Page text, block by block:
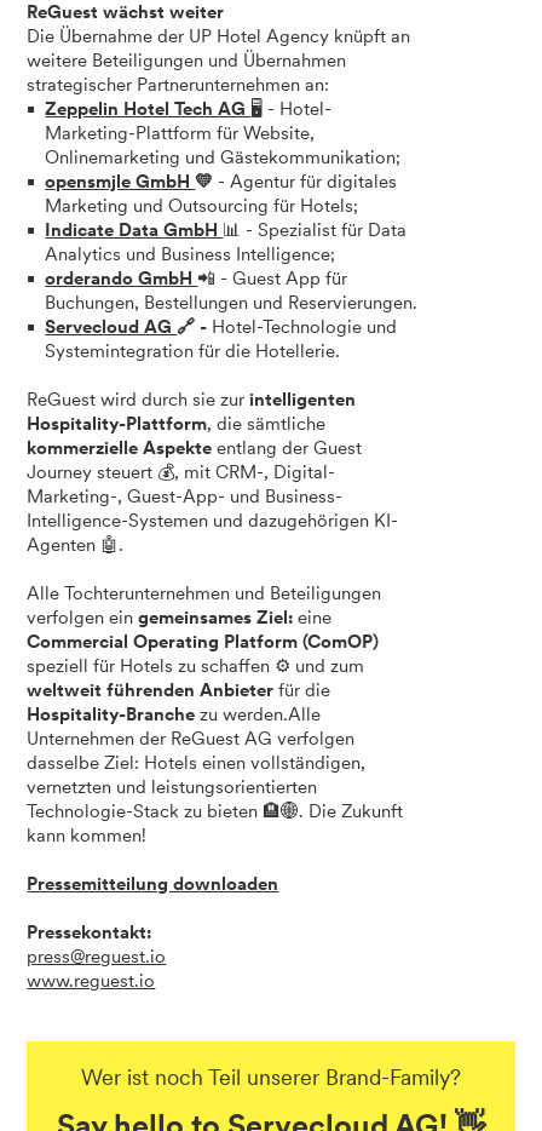
ReGuest wächst weiter
Die Übernahme der UP Hotel Agency knüpft an
weitere Beteiligungen und Übernahmen
strategischer Partnerunternehmen an:
Zeppelin Hotel Tech AG 🖥️ - Hotel-
Marketing-Plattform für Website,
Onlinemarketing und Gästekommunikation;
opensmjle GmbH 💛 - Agentur für digitales
Marketing und Outsourcing für Hotels;
Indicate Data GmbH 📊 - Spezialist für Data
Analytics und Business Intelligence;
orderando GmbH 📲 - Guest App für
Buchungen, Bestellungen und Reservierungen.
Servecloud AG 🔗 - Hotel-Technologie und
Systemintegration für die Hotellerie.
ReGuest wird durch sie zur intelligenten
Hospitality-Plattform, die sämtliche
kommerzielle Aspekte entlang der Guest
Journey steuert 💰, mit CRM-, Digital-
Marketing-, Guest-App- und Business-
Intelligence-Systemen und dazugehörigen KI-
Agenten 🤖.
Alle Tochterunternehmen und Beteiligungen
verfolgen eingemeinsames Ziel: eine
Commercial Operating Platform (ComOP)
speziell für Hotels zu schaffen ⚙️ und zum
weltweit führenden Anbieter für die
Hospitality-Branche zu werden.Alle
Unternehmen der ReGuest AG verfolgen
dasselbe Ziel: Hotels einen vollständigen,
vernetzten und leistungsorientierten
Technologie-Stack zu bieten 🏨🌐. Die Zukunft
kann kommen!
Pressemitteilung downloaden
Pressekontakt:
press@reguest.io
www.reguest.io
Wer ist noch Teil unserer Brand-Family?